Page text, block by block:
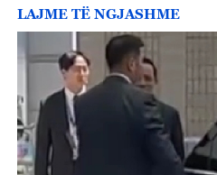
LAJME TË NGJASHME